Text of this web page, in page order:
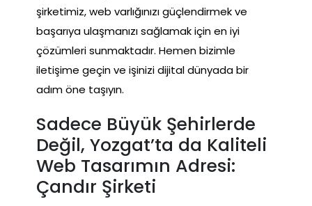
şirketimiz, web varlığınızı güçlendirmek ve
başarıya ulaşmanızı sağlamak için en iyi
çözümleri sunmaktadır. Hemen bizimle
iletişime geçin ve işinizi dijital dünyada bir
adım öne taşıyın.
Sadece Büyük Şehirlerde
Değil, Yozgat’ta da Kaliteli
Web Tasarımın Adresi:
Çandır Şirketi